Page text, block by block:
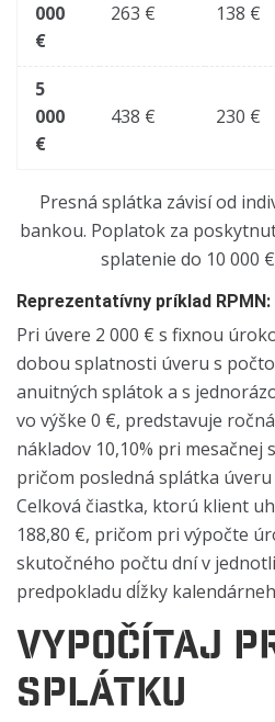
000
€
263 € 138 €
5
000
€
438 € 230 €
Presná splátka závisí od
bankou. Poplatok za
splatenie do 10 000
Reprezentatívny príklad RPMN:
Pri úvere 2 000 € s fixnou
dobou splatnosti úveru s
anuitných splátok a s
vo výške 0 €, predstavuje
nákladov 10,10% pri mesačnej
pričom posledná splátka úveru
Celková čiastka, ktorú klient
188,80 €, pričom pri výpočte
skutočného počtu dní v
predpokladu dĺžky
Vypočítaj
splátku